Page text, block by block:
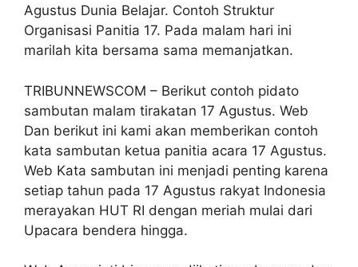
Agustus Dunia Belajar. Contoh Struktur
Organisasi Panitia 17. Pada malam hari ini
marilah kita bersama sama memanjatkan.
TRIBUNNEWSCOM – Berikut contoh pidato
sambutan malam tirakatan 17 Agustus. Web
Dan berikut ini kami akan memberikan contoh
kata sambutan ketua panitia acara 17 Agustus.
Web Kata sambutan ini menjadi penting karena
setiap tahun pada 17 Agustus rakyat Indonesia
merayakan HUT RI dengan meriah mulai dari
Upacara bendera hingga.